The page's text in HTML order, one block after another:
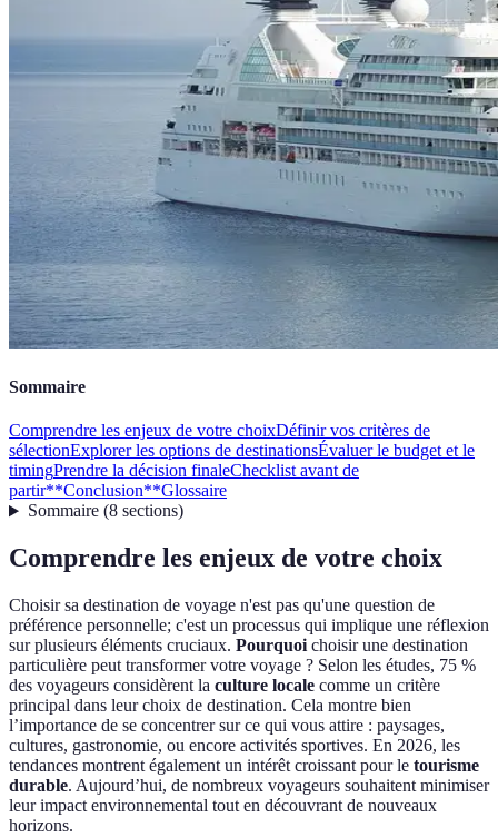
Sommaire
Comprendre les enjeux de votre choixDéfinir vos critères de
sélectionExplorer les options de destinationsÉvaluer le budget et le
timingPrendre la décision finaleChecklist avant de
partir**Conclusion**Glossaire
Sommaire(8 sections)
Comprendre les enjeux de votre choix
Choisir sa destination de voyage n'est pas qu'une question de
préférence personnelle; c'est un processus qui implique une réflexion
sur plusieurs éléments cruciaux. Pourquoi choisir une destination
particulière peut transformer votre voyage ? Selon les études, 75 %
des voyageurs considèrent la culture locale comme un critère
principal dans leur choix de destination. Cela montre bien
l’importance de se concentrer sur ce qui vous attire : paysages,
cultures, gastronomie, ou encore activités sportives. En 2026, les
tendances montrent également un intérêt croissant pour le tourisme
durable. Aujourd’hui, de nombreux voyageurs souhaitent minimiser
leur impact environnemental tout en découvrant de nouveaux
horizons.